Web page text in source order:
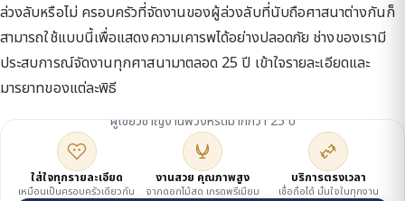
ล่วงลับหรือไม่ ครอบครัวที่จัดงานของผู้ล่วงลับที่นับถือศาสนาต่างกันก็
สามารถใช้แบบนี้เพื่อแสดงความเคารพได้อย่างปลอดภัย ช่างของเรามี
ประสบการณ์จัดงานทุกศาสนามาตลอด 25 ปี เข้าใจรายละเอียดและ
มารยาทของแต่ละพิธี
ผู้เชี่ยวชาญงานพวงหรีดมากกว่า 25 ปี
ใส่ใจทุกรายละเอียด
เหมือนเป็นครอบครัวเดียวกัน
งานสวย คุณภาพสูง
จากดอกไม้สด เกรดพรีเมียม
บริการตรงเวลา
เชื่อถือได้ มั่นใจในทุกงาน